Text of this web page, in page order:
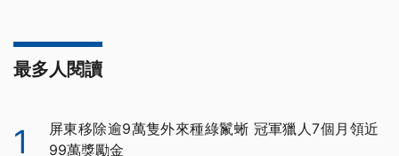
最多人閱讀
1
屏東移除逾9萬隻外來種綠鬣蜥 冠軍獵人7個月領近
99萬獎勵金